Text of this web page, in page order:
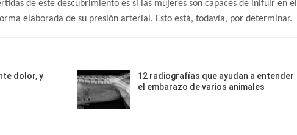
de este descubrimiento es si las mujeres son capaces de inlfuir en el
elaborada de su presión arterial. Esto está, todavía, por determinar.
dolor, y
12 radiografías que ayudan a entender
el embarazo de varios animales